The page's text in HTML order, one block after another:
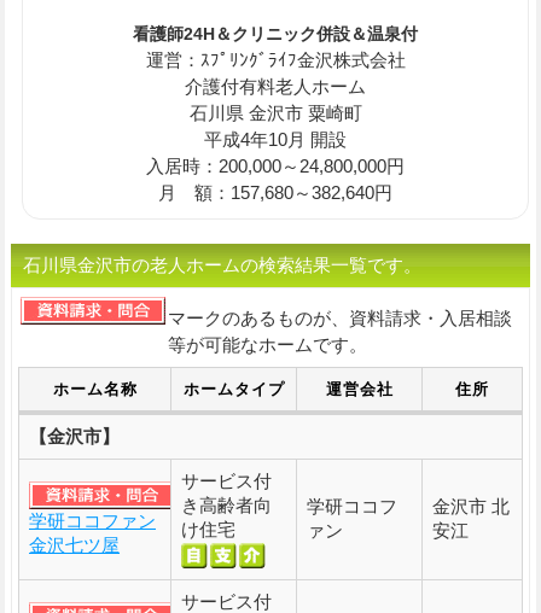
看護師24H＆クリニック併設＆温泉付
運営：ｽﾌﾟﾘﾝｸﾞﾗｲﾌ金沢株式会社
介護付有料老人ホーム
石川県 金沢市 粟崎町
平成4年10月 開設
入居時：200,000～24,800,000円
月 額：157,680～382,640円
石川県金沢市の老人ホームの検索結果一覧です。
マークのあるものが、資料請求・入居相談
等が可能なホームです。
ホーム名称 ホームタイプ 運営会社 住所
【金沢市】
学研ココファン
金沢七ツ屋
サービス付
き高齢者向
け住宅
学研ココフ
ァン
金沢市 北
安江
サービス付